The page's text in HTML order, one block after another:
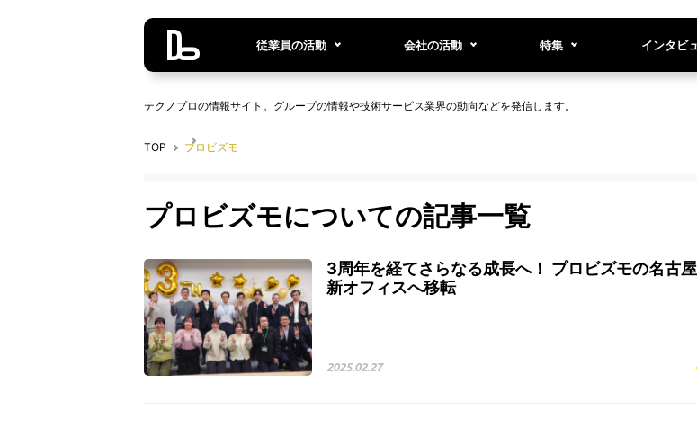
従業員の活動 会社の活動 特集 インタビ
テクノプロの情報サイト。グループの情報や技術サービス業界の動向などを発信します。
TOP プロビズモ
プロビズモについての記事一覧
3周年を経てさらなる成長へ！ プロビズモの名古
新オフィスへ移転
2025.02.27